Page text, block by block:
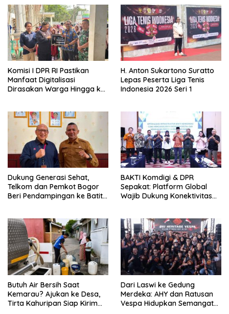
Komisi I DPR RI Pastikan
Manfaat Digitalisasi
Dirasakan Warga Hingga ke
H. Anton Sukartono Suratto
Lepas Peserta Liga Tenis
Indonesia 2026 Seri 1
Dukung Generasi Sehat,
Telkom dan Pemkot Bogor
Beri Pendampingan ke Batita
BAKTI Komdigi & DPR
Sepakat: Platform Global
Wajib Dukung Konektivitas
Butuh Air Bersih Saat
Kemarau? Ajukan ke Desa,
Tirta Kahuripan Siap Kirim
Dari Laswi ke Gedung
Merdeka: AHY dan Ratusan
Vespa Hidupkan Semangat